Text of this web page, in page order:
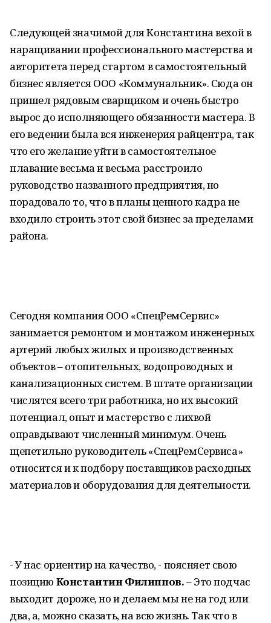
Следующей значимой для Константина вехой в
наращивании профессионального мастерства и
авторитета перед стартом в самостоятельный
бизнес является ООО «Коммунальник». Сюда он
пришел рядовым сварщиком и очень быстро
вырос до исполняющего обязанности мастера. В
его ведении была вся инженерия райцентра, так
что его желание уйти в самостоятельное
плавание весьма и весьма расстроило
руководство названного предприятия, но
порадовало то, что в планы ценного кадра не
входило строить этот свой бизнес за пределами
района.
Сегодня компания ООО «СпецРемСервис»
занимается ремонтом и монтажом инженерных
артерий любых жилых и производственных
объектов – отопительных, водопроводных и
канализационных систем. В штате организации
числятся всего три работника, но их высокий
потенциал, опыт и мастерство с лихвой
оправдывают численный минимум. Очень
щепетильно руководитель «СпецРемСервиса»
относится и к подбору поставщиков расходных
материалов и оборудования для деятельности.
- У нас ориентир на качество, - поясняет свою
позицию Константин Филиппов.– Это подчас
выходит дороже, но и делаем мы не на год или
два, а, можно сказать, на всю жизнь. Так что в